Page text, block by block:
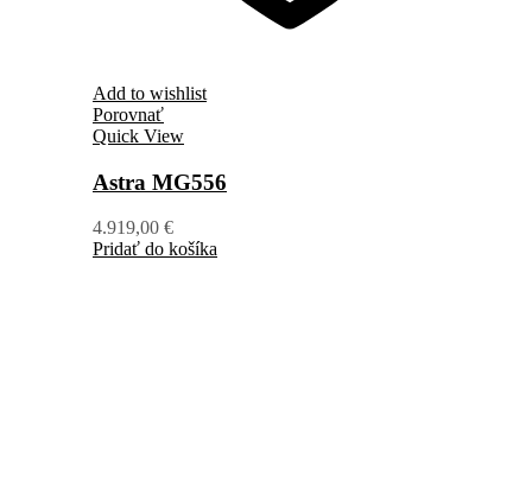
Add to wishlist
Porovnať
Quick View
Astra MG556
4.919,00 €
Pridať do košíka